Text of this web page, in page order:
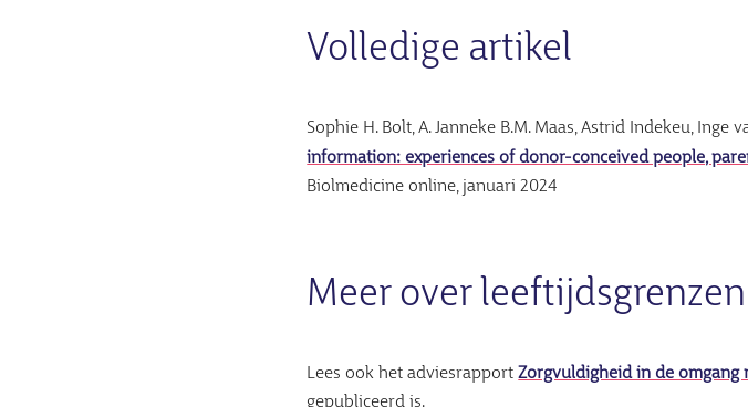
Volledige artikel
Sophie H. Bolt, A. Janneke B.M. Maas, Astrid Indekeu, Inge
information: experiences of donor-conceived people,
Biolmedicine online, januari 2024
Meer over
Lees ook het adviesrapportZorgvuldigheid in de omgang
gepubliceerd is.